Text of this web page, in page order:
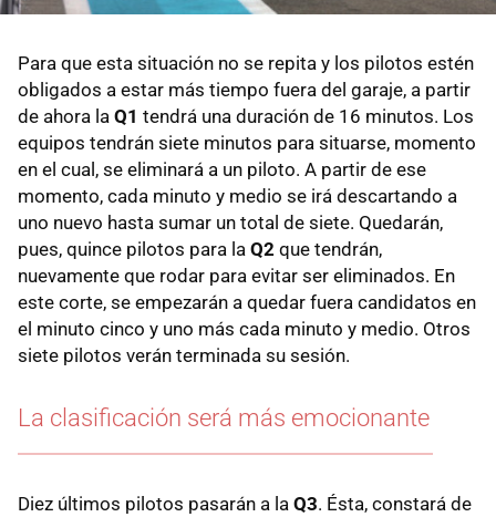
Para que esta situación no se repita y los pilotos estén
obligados a estar más tiempo fuera del garaje, a partir
de ahora la Q1 tendrá una duración de 16 minutos. Los
equipos tendrán siete minutos para situarse, momento
en el cual, se eliminará a un piloto. A partir de ese
momento, cada minuto y medio se irá descartando a
uno nuevo hasta sumar un total de siete. Quedarán,
pues, quince pilotos para la Q2 que tendrán,
nuevamente que rodar para evitar ser eliminados. En
este corte, se empezarán a quedar fuera candidatos en
el minuto cinco y uno más cada minuto y medio. Otros
siete pilotos verán terminada su sesión.
La clasificación será más emocionante
Diez últimos pilotos pasarán a la Q3. Ésta, constará de